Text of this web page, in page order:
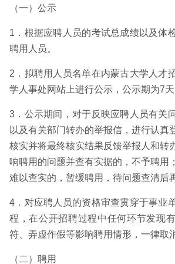
（一）公示
1．根据应聘人员的考试总成绩以及体
聘用人员。
2．拟聘用人员名单在内蒙古大学人才
学人事处网站上进行公示，公示期为7天
3．公示期间，对于反映应聘人员有关
以及有关部门转办的举报信，进行认真
核实并将最终核实结果反馈举报人和转
响聘用的问题并查有实据的，不予聘用
难以查实的，暂缓聘用，待问题查清后
4．对应聘人员的资格审查贯穿于事业
程，在公开招聘过程中任何环节发现
符、弄虚作假等影响聘用情形，一律取
（二）聘用